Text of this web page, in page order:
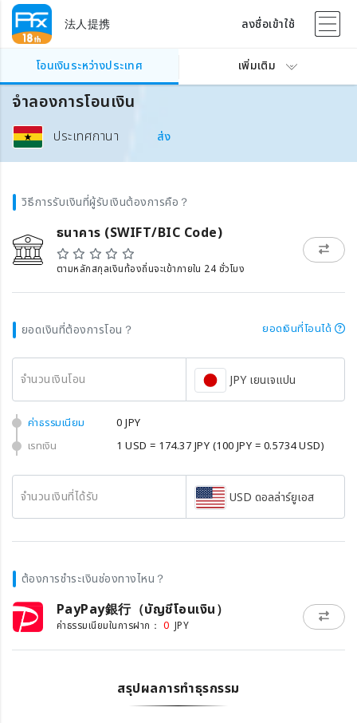
法人提携 ลงชื่อเข้าใช้
โอนเงินระหว่างประเทศ เพิ่มเติม
จำลองการโอนเงิน
ประเทศกานา ส่ง
วิธีการรับเงินที่ผู้รับเงินต้องการคือ？
ธนาคาร (SWIFT/BIC Code)
ตามหลักสกุลเงินท้องถิ่นจะเข้าภายใน 24 ชั่วโมง
ยอดเงินที่ต้องการโอน？ ยอดเงินที่โอนได้
จำนวนเงินโอน JPY เยนเจแปน
ค่าธรรมเนียม
0 JPY
เรทเงิน
1 USD = 174.37 JPY (100 JPY = 0.5734 USD)
จำนวนเงินที่ได้รับ USD ดอลล่าร์ยูเอส
ต้องการชำระเงินช่องทางไหน？
PayPay銀行（บัญชีโอนเงิน）
ค่าธรรมเนียมในการฝาก： 0 JPY
สรุปผลการทำธุรกรรม